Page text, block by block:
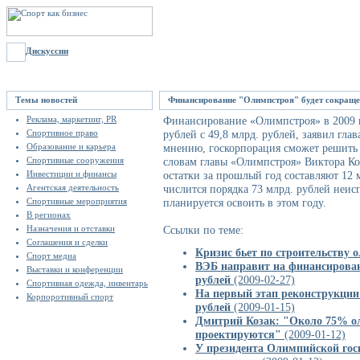
Дискуссии
Темы новостей
Реклама, маркетинг, PR
Спортивное право
Образование и карьера
Спортивные сооружения
Инвестиции и финансы
Агентская деятельность
Спортивные мероприятия
В регионах
Назначения и отставки
Соглашения и сделки
Спорт медиа
Выставки и конференции
Спортивная одежда, инвентарь
Корпоротивный спорт
Финансирование "Олимпстроя" будет
Финансирование «Олимпстроя» в 2009
рублей с 49,8 млрд. рублей, заявил
мнению, госкорпорация сможет решить
словам главы «Олимпстроя» Виктора
остатки за прошлый год составляют 12
числится порядка 73 млрд. рублей
планируется освоить в этом году.
Ссылки по теме:
Кризис бьет по строительству
ВЭБ направит на
рублей (2009-02-27)
На первый этап
рублей (2009-01-15)
Дмитрий Козак: "Около 75%
проектируются" (2009-01-12)
У президента Олимпийской